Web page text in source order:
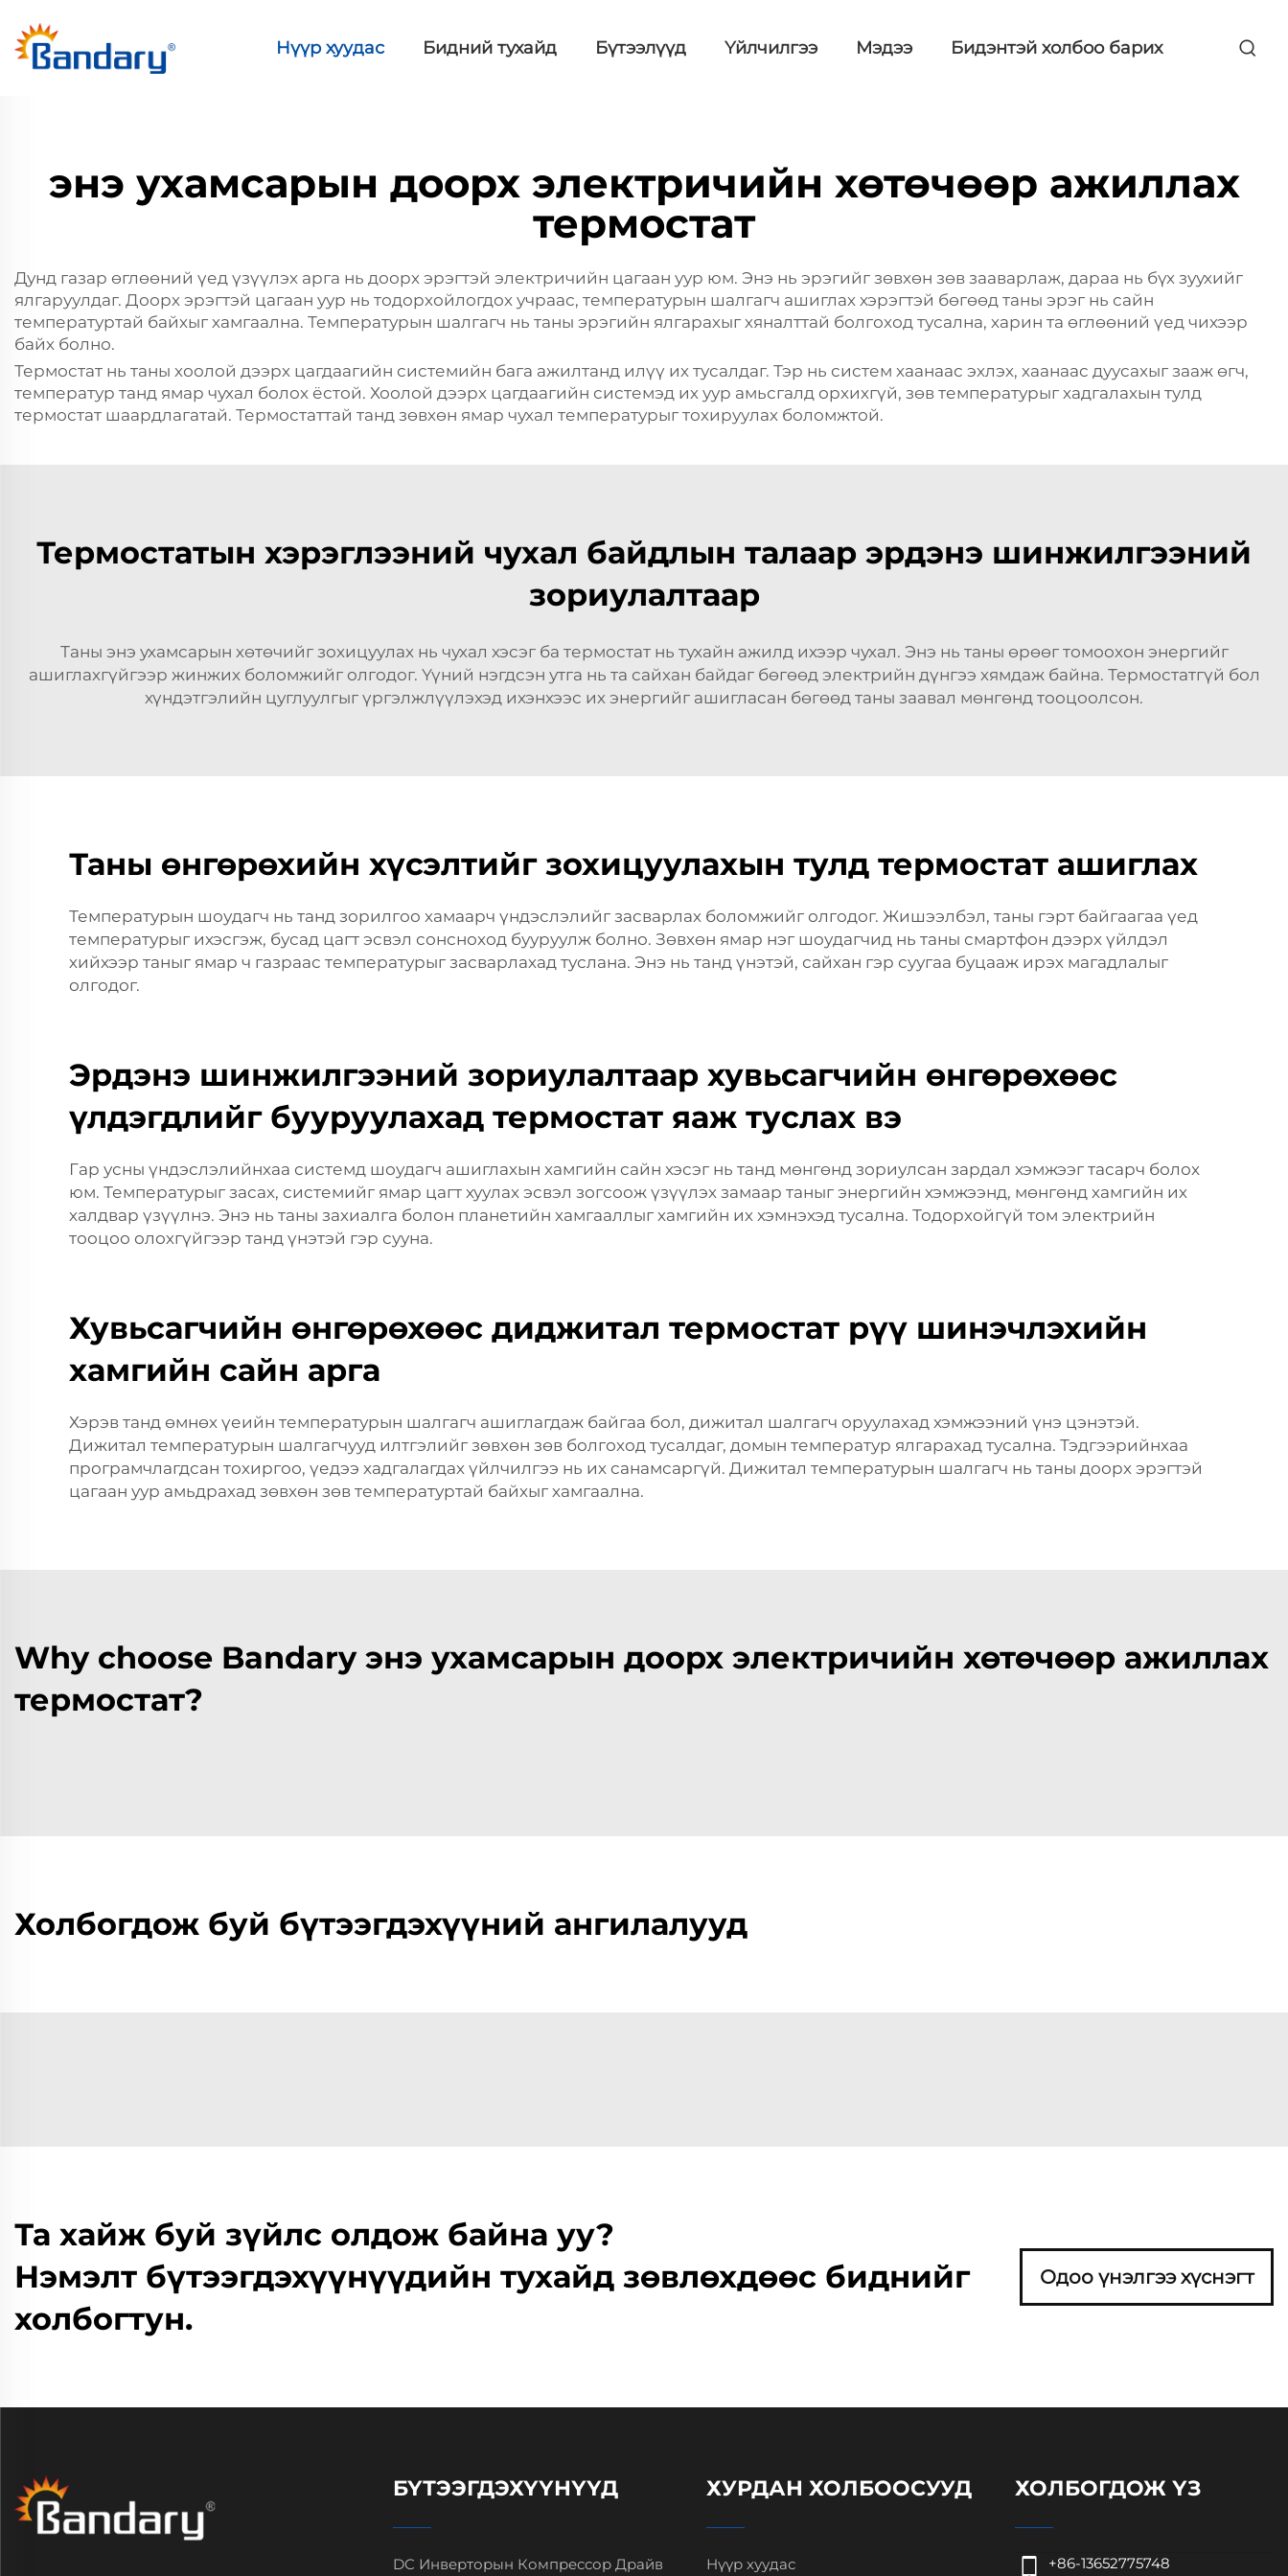
Нүүр хуудас Бидний тухайд Бүтээлүүд Үйлчилгээ Мэдээ Бидэнтэй холбоо барих
энэ ухамсарын доорх электричийн хөтөчөөр ажиллах
термостат
Дунд газар өглөөний үед үзүүлэх арга нь доорх эрэгтэй электричийн цагаан уур юм. Энэ нь эрэгийг зөвхөн зөв зааварлаж, дараа нь бүх зуухийг
ялгаруулдаг. Доорх эрэгтэй цагаан уур нь тодорхойлогдох учраас, температурын шалгагч ашиглах хэрэгтэй бөгөөд таны эрэг нь сайн
температуртай байхыг хамгаална. Температурын шалгагч нь таны эрэгийн ялгарахыг хяналттай болгоход тусална, харин та өглөөний үед чихээр
байх болно.
Термостат нь таны хоолой дээрх цагдаагийн системийн бага ажилтанд илүү их тусалдаг. Тэр нь систем хаанаас эхлэх, хаанаас дуусахыг зааж өгч,
температур танд ямар чухал болох ёстой. Хоолой дээрх цагдаагийн системэд их уур амьсгалд орхихгүй, зөв температурыг хадгалахын тулд
термостат шаардлагатай. Термостаттай танд зөвхөн ямар чухал температурыг тохируулах боломжтой.
Термостатын хэрэглээний чухал байдлын талаар эрдэнэ шинжилгээний
зориулалтаар
Таны энэ ухамсарын хөтөчийг зохицуулах нь чухал хэсэг ба термостат нь тухайн ажилд ихээр чухал. Энэ нь таны өрөөг томоохон энергийг
ашиглахгүйгээр жинжих боломжийг олгодог. Үүний нэгдсэн утга нь та сайхан байдаг бөгөөд электрийн дүнгээ хямдаж байна. Термостатгүй бол
хүндэтгэлийн цуглуулгыг үргэлжлүүлэхэд ихэнхээс их энергийг ашигласан бөгөөд таны заавал мөнгөнд тооцоолсон.
Таны өнгөрөхийн хүсэлтийг зохицуулахын тулд термостат ашиглах
Температурын шоудагч нь танд зорилгоо хамаарч үндэслэлийг засварлах боломжийг олгодог. Жишээлбэл, таны гэрт байгаагаа үед
температурыг ихэсгэж, бусад цагт эсвэл сонсноход бууруулж болно. Зөвхөн ямар нэг шоудагчид нь таны смартфон дээрх үйлдэл
хийхээр таныг ямар ч газраас температурыг засварлахад туслана. Энэ нь танд үнэтэй, сайхан гэр суугаа буцааж ирэх магадлалыг
олгодог.
Эрдэнэ шинжилгээний зориулалтаар хувьсагчийн өнгөрөхөөс
үлдэгдлийг бууруулахад термостат яаж туслах вэ
Гар усны үндэслэлийнхаа системд шоудагч ашиглахын хамгийн сайн хэсэг нь танд мөнгөнд зориулсан зардал хэмжээг тасарч болох
юм. Температурыг засах, системийг ямар цагт хуулах эсвэл зогсоож үзүүлэх замаар таныг энергийн хэмжээнд, мөнгөнд хамгийн их
халдвар үзүүлнэ. Энэ нь таны захиалга болон планетийн хамгааллыг хамгийн их хэмнэхэд тусална. Тодорхойгүй том электрийн
тооцоо олохгүйгээр танд үнэтэй гэр сууна.
Хувьсагчийн өнгөрөхөөс диджитал термостат рүү шинэчлэхийн
хамгийн сайн арга
Хэрэв танд өмнөх үеийн температурын шалгагч ашиглагдаж байгаа бол, дижитал шалгагч оруулахад хэмжээний үнэ цэнэтэй.
Дижитал температурын шалгагчууд илтгэлийг зөвхөн зөв болгоход тусалдаг, домын температур ялгарахад тусална. Тэдгээрийнхаа
програмчлагдсан тохиргоо, үедээ хадгалагдах үйлчилгээ нь их санамсаргүй. Дижитал температурын шалгагч нь таны доорх эрэгтэй
цагаан уур амьдрахад зөвхөн зөв температуртай байхыг хамгаална.
Why choose Bandary энэ ухамсарын доорх электричийн хөтөчөөр ажиллах
термостат?
Холбогдож буй бүтээгдэхүүний ангилалууд
Та хайж буй зүйлс олдож байна уу?
Нэмэлт бүтээгдэхүүнүүдийн тухайд зөвлөхдөөс биднийг
холбогтун.
Одоо үнэлгээ хүснэгт
БҮТЭЭГДЭХҮҮНҮҮД
DC Инверторын Компрессор Драйв
ХУРДАН ХОЛБООСУУД
Нүүр хуудас
ХОЛБОГДОЖ ҮЗ
+86-13652775748